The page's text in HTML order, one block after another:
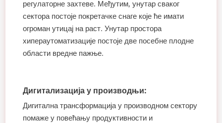
регулаторне захтеве. Међутим, унутар сваког
сектора постоје покретачке снаге које ће имати
огроман утицај на раст. Унутар простора
хипераутоматизације постоје две посебне плодне
области вредне пажње.
Дигитализација у производњи:
Дигитална трансформација у производном сектору
помаже у повећању продуктивности и